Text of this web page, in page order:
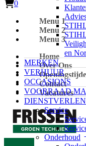
en
MERKEN
VERHUUR
OCCASIONS
VOORRAAD
Service
Onderhoud
0
Menu 1
Menu 2
Menu 3
Home
Over Ons
Contact
Vacatures